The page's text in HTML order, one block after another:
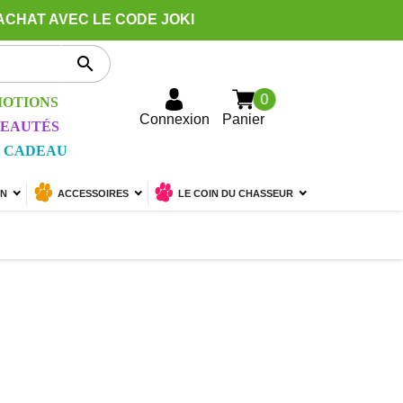
AVEC LE CODE JOKI

CADEAU
Connexion Panier
0
ACCESSOIRES LE COIN DU CHASSEUR